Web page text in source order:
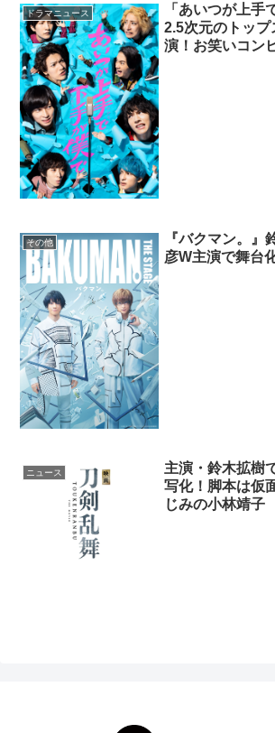
ドラマニュース
「あいつが上手
2.5次元のトッ
演！お笑いコン
その他
『バクマン。』
彦W主演で舞台
ニュース
主演・鈴木拡樹
写化！脚本は仮
じみの小林靖子